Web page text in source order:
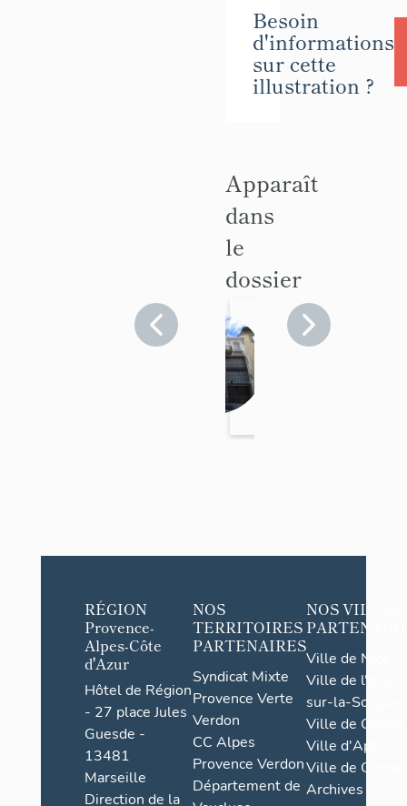
Besoin
d'informations
sur cette
illustration ?
Apparaît
dans
le
dossier
imprim
erie dite
établiss
ement
de
danse
et
restaur
ant
RÉGION
Provence-
Alpes-Côte
d'Azur
Hôtel de Région
- 27 place Jules
Guesde -
13481
Marseille
Direction de la
NOS
TERRITOIRES
PARTENAIRES
Syndicat Mixte
Provence Verte
Verdon
CC Alpes
Provence Verdon
Département de
NOS VILLES
Ville de Nice
Ville de l'Isle-
sur-la-Sorgue
Ville de Grasse
Ville d'Apt
Ville de
Archives